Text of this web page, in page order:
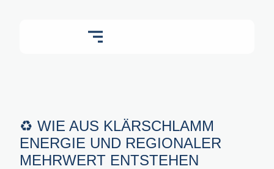
♻️ WIE AUS KLÄRSCHLAMM
ENERGIE UND REGIONALER
MEHRWERT ENTSTEHEN